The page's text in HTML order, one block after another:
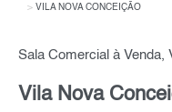
VILA NOVA CONCEIÇÃO
Vila Nova